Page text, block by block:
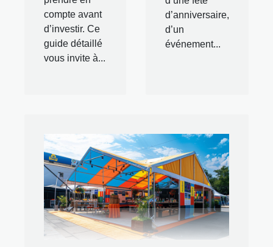
compte avant
d’investir. Ce
guide détaillé
vous invite à...
d’anniversaire,
d’un
événement...